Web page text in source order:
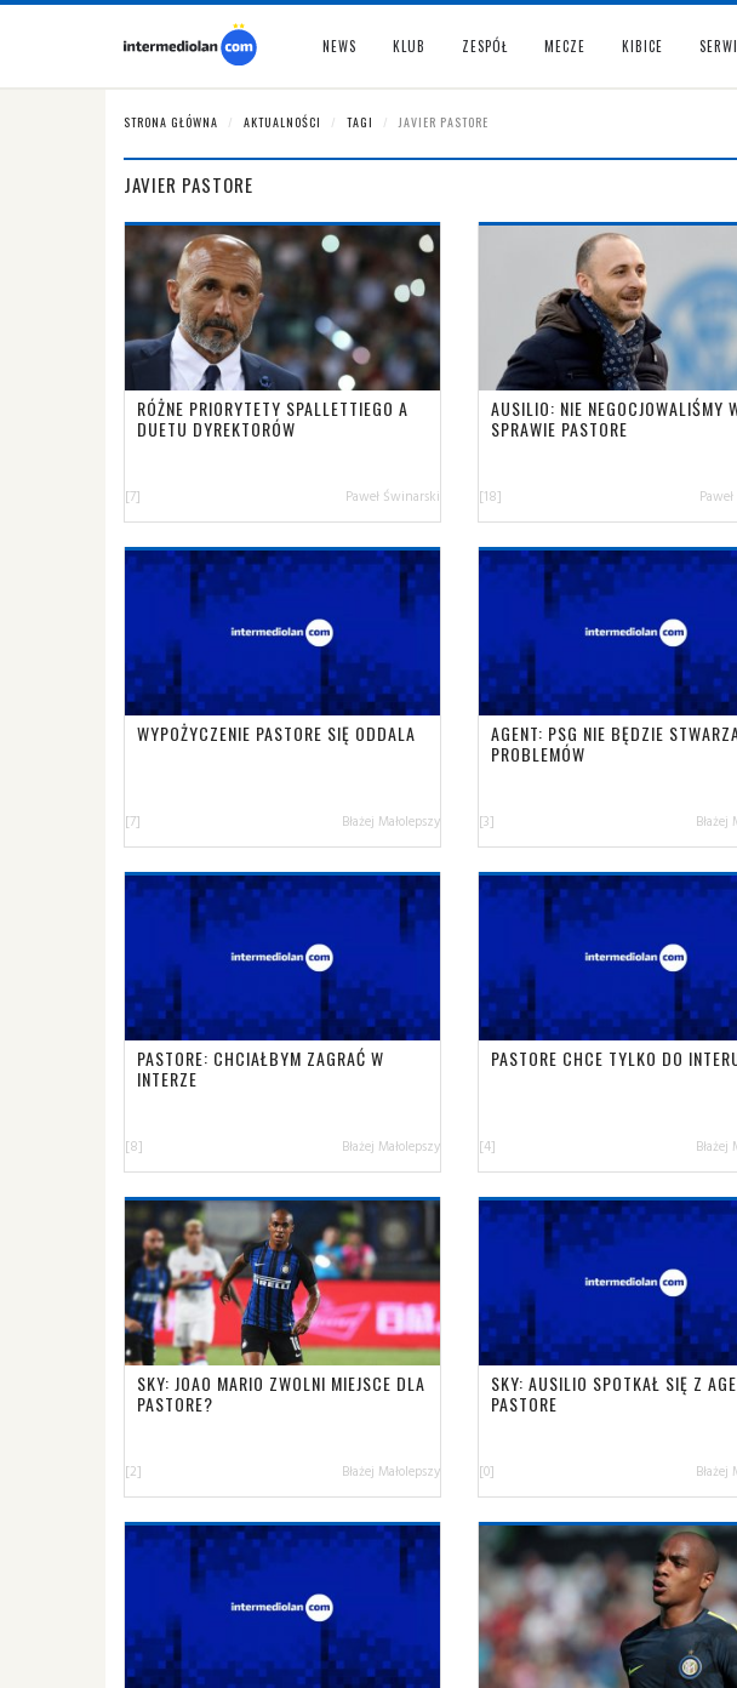
NEWS KLUB ZESPÓŁ MECZE KIBICE
STRONA GŁÓWNA AKTUALNOŚCI TAGI JAVIER PASTORE
JAVIER PASTORE
RÓŻNE PRIORYTETY SPALLETTIEGO A
DUETU DYREKTORÓW
[7] Paweł Świnarski
AUSILIO: NIE NEGOCJOWALIŚMY
SPRAWIE PASTORE
[18]
WYPOŻYCZENIE PASTORE SIĘ ODDALA
[7] Błażej Małolepszy
AGENT: PSG NIE BĘDZIE
PROBLEMÓW
[3] Błażej
PASTORE: CHCIAŁBYM ZAGRAĆ W
INTERZE
[8] Błażej Małolepszy
PASTORE CHCE TYLKO DO
[4] Błażej
SKY: JOAO MARIO ZWOLNI MIEJSCE DLA
PASTORE?
[2] Błażej Małolepszy
SKY: AUSILIO SPOTKAŁ SIĘ Z
PASTORE
[0] Błażej